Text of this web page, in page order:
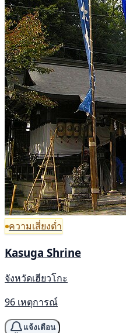
ความเสี่ยงต่ำ
Kasuga Shrine
จังหวัดเฮียวโกะ
96 เหตุการณ์
แจ้งเตือน